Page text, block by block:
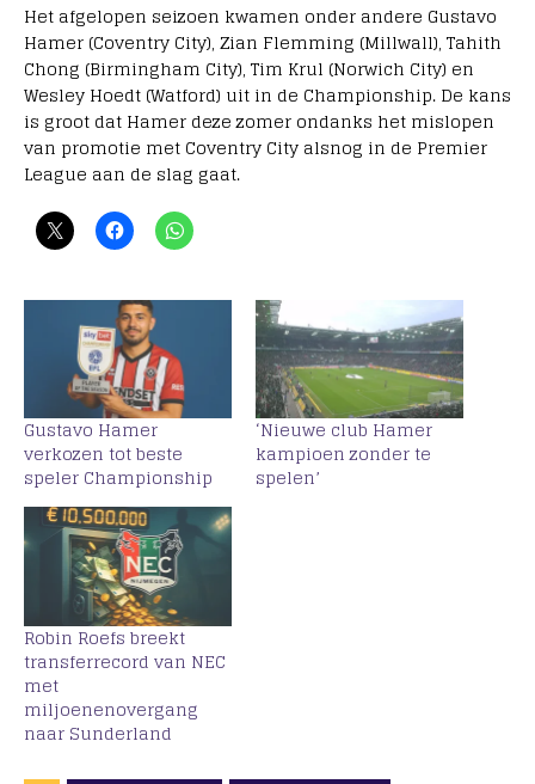
Het afgelopen seizoen kwamen onder andere Gustavo
Hamer (Coventry City), Zian Flemming (Millwall), Tahith
Chong (Birmingham City), Tim Krul (Norwich City) en
Wesley Hoedt (Watford) uit in de Championship. De kans
is groot dat Hamer deze zomer ondanks het mislopen
van promotie met Coventry City alsnog in de Premier
League aan de slag gaat.
Gustavo Hamer
verkozen tot beste
speler Championship
‘Nieuwe club Hamer
kampioen zonder te
spelen’
Robin Roefs breekt
transferrecord van NEC
met
miljoenenovergang
naar Sunderland